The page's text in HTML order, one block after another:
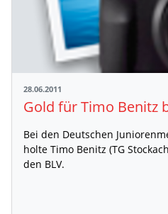
28.06.2011
Gold für Timo Benitz
Bei den Deutschen
holte Timo Benitz (TG
den BLV.